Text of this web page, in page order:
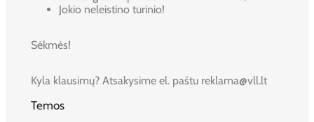
Jokio neleistino turinio!
Sėkmės!
Kyla klausimų? Atsakysime el. paštu reklama@vll.lt
Temos